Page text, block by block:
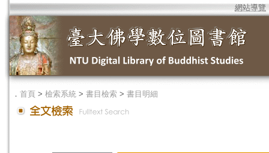
網站導覽
． 首頁 > 檢索系統 > 書目檢索 > 書目明細